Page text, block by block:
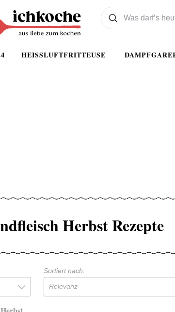
HEISSLUFTFRITTEUSE
Was wollen Sie suchen
Suchen
Herbst Rezepte
Sortiert nach:
Relevanz